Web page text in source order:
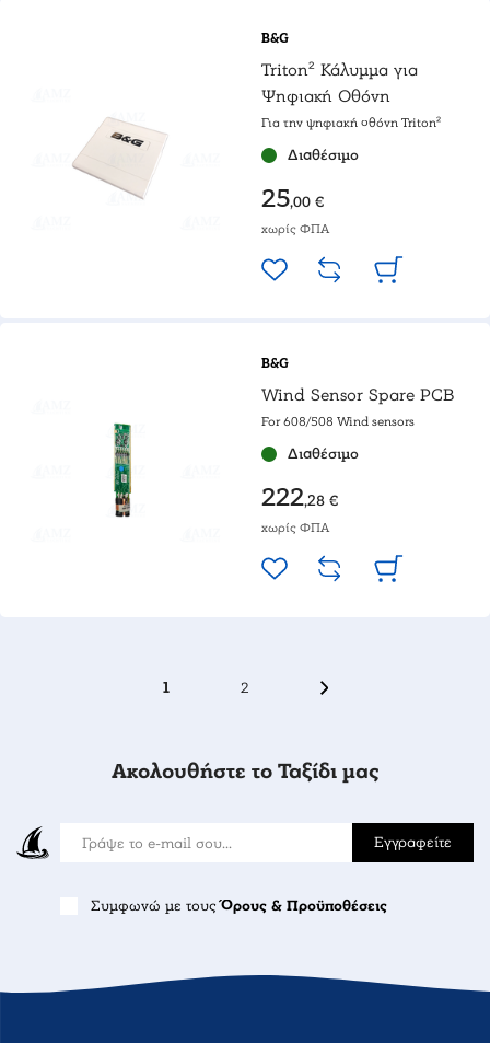
B&G
Triton² Κάλυμμα για
Ψηφιακή Οθόνη
Για την ψηφιακή οθόνη Triton²
Διαθέσιμο
25,00 €
χωρίς ΦΠΑ
B&G
Wind Sensor Spare PCB
For 608/508 Wind sensors
Διαθέσιμο
222,28 €
χωρίς ΦΠΑ
1 2
Ακολουθήστε το Ταξίδι μας
Εγγραφείτε
Συμφωνώ με τουςΌρους & Προϋποθέσεις